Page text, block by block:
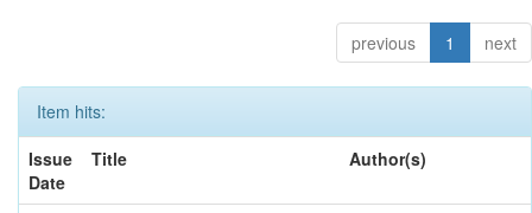
previous 1 next
Item hits:
Issue
Date
Title Author(s)